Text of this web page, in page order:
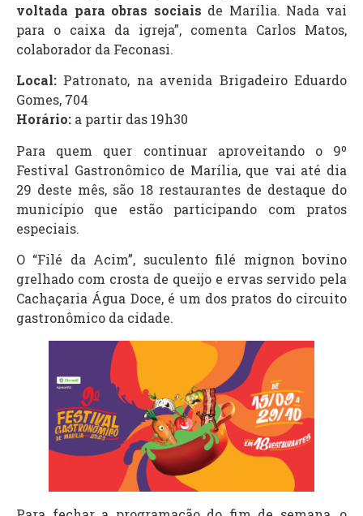
voltada para obras sociais de Marília. Nada vai
para o caixa da igreja”, comenta Carlos Matos,
colaborador da Feconasi.
Local: Patronato, na avenida Brigadeiro Eduardo
Gomes, 704
Horário: a partir das 19h30
Para quem quer continuar aproveitando o 9º
Festival Gastronômico de Marília, que vai até dia
29 deste mês, são 18 restaurantes de destaque do
município que estão participando com pratos
especiais.
O “Filé da Acim”, suculento filé mignon bovino
grelhado com crosta de queijo e ervas servido pela
Cachaçaria Água Doce, é um dos pratos do circuito
gastronômico da cidade.